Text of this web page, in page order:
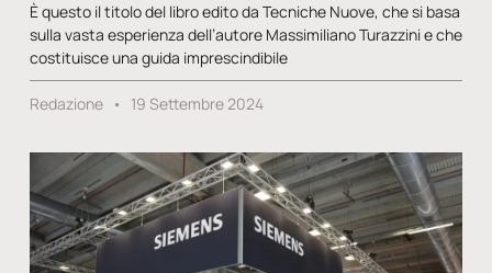
È questo il titolo del libro edito da Tecniche Nuove, che si basa
sulla vasta esperienza dell’autore Massimiliano Turazzini e che
costituisce una guida imprescindibile
Redazione 19 Settembre 2024